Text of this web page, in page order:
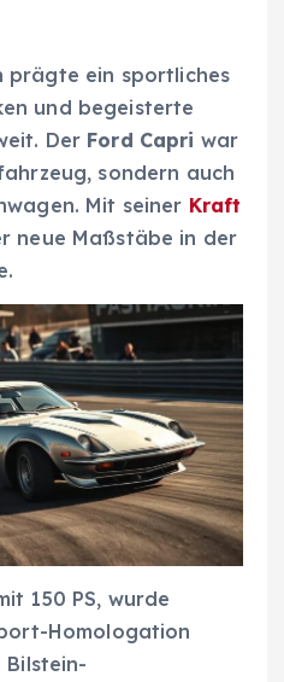
prägte ein sportliches
und begeisterte
Der Ford Capri war
sondern auch
Mit seiner Kraft
neue Maßstäbe in der
150 PS, wurde
Homologation
Bilstein-